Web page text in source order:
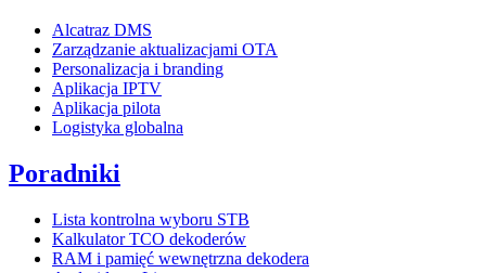
Alcatraz DMS
Zarządzanie aktualizacjami OTA
Personalizacja i branding
Aplikacja IPTV
Aplikacja pilota
Logistyka globalna
Poradniki
Lista kontrolna wyboru STB
Kalkulator TCO dekoderów
RAM i pamięć wewnętrzna dekodera